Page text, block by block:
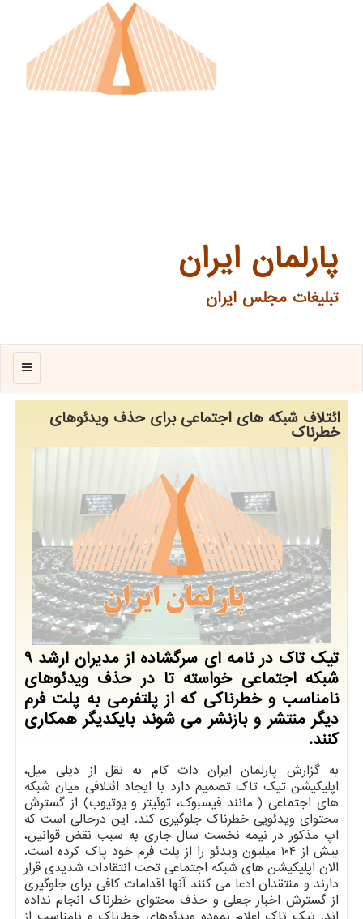
پارلمان ایران
تبلیغات مجلس ایران
منو
ائتلاف شبكه های اجتماعی برای حذف ویدئوهای
خطرناك
تیك تاك در نامه ای سرگشاده از مدیران ارشد 9
شبكه اجتماعی خواسته تا در حذف ویدئوهای
نامناسب و خطرناكی كه از پلتفرمی به پلت فرم
دیگر منتشر و بازنشر می شوند بایكدیگر همكاری
كنند.
به گزارش پارلمان ایران دات کام به نقل از دیلی میل،
اپلیکیشن تیک تاک تصمیم دارد با ایجاد ائتلافی میان شبکه
های اجتماعی ( مانند فیسبوک، توئیتر و یوتیوب) از گسترش
محتوای ویدئویی خطرناک جلوگیری کند. این درحالی است که
اپ مذکور در نیمه نخست سال جاری به سبب نقض قوانین،
بیش از ۱۰۴ میلیون ویدئو را از پلت فرم خود پاک کرده است.
الان اپلیکیشن های شبکه اجتماعی تحت انتقادات شدیدی قرار
دارند و منتقدان ادعا می کنند آنها اقدامات کافی برای جلوگیری
از گسترش اخبار جعلی و حذف محتوای خطرناک انجام نداده